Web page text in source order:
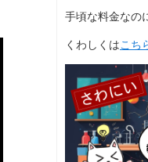
手頃な料金なの
くわしくはこち